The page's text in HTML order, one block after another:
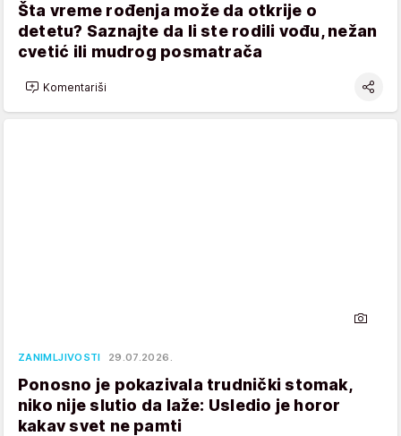
Šta vreme rođenja može da otkrije o
detetu? Saznajte da li ste rodili vođu, nežan
cvetić ili mudrog posmatrača
Komentariši
ZANIMLJIVOSTI 29.07.2026.
Ponosno je pokazivala trudnički stomak,
niko nije slutio da laže: Usledio je horor
kakav svet ne pamti